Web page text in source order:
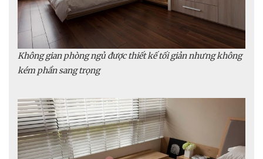
Không gian phòng ngủ được thiết kế tối giản nhưng không
kém phần sang trọng